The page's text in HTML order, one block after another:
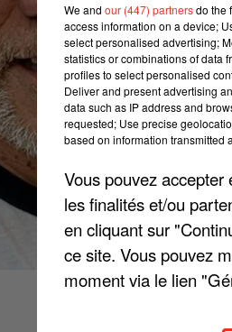
We and our (447) partnersdo the
access information on a device;
select personalised advertising;
statistics or combinations of data
profiles to select personalised
Deliver and present advertising
data such as IP address and
requested; Use precise
based on information transmitted
Vous pouvez
les finalités et/ou
en cliquant sur
ce site. Vous pouvez
moment via le lien